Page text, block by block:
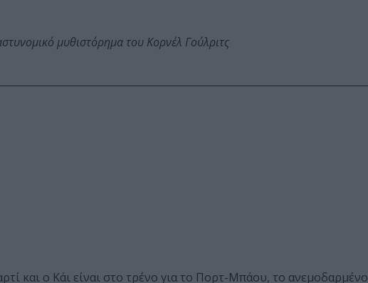
μυθιστόρημα του Κορνέλ Γούλριτς
και ο Κάι είναι στο τρένο για το Πορτ-Μπάου, το ανεμοδαρμένο